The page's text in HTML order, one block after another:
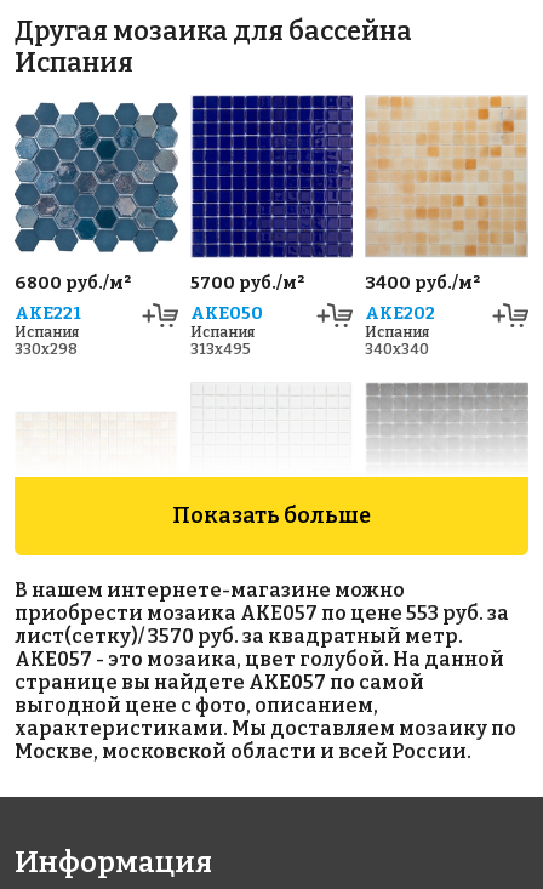
Другая мозаика для бассейна
Испания
6800 руб./м²
AKE221
Испания
330x298
5700 руб./м²
AKE050
Испания
313x495
3400 руб./м²
AKE202
Испания
340x340
AKE112
Испания
313x495
AKE204
Испания
340x340
AKE104
Испания
313x495
5593 руб./м²
5593 руб./м²
Показать больше
В нашем интернете-магазине можно
приобрести мозаика AKE057 по цене 553 руб. за
лист(сетку)/ 3570 руб. за квадратный метр.
AKE057 - это мозаика, цвет голубой. На данной
странице вы найдете AKE057 по самой
выгодной цене с фото, описанием,
характеристиками. Мы доставляем мозаику по
Москве, московской области и всей России.
Информация